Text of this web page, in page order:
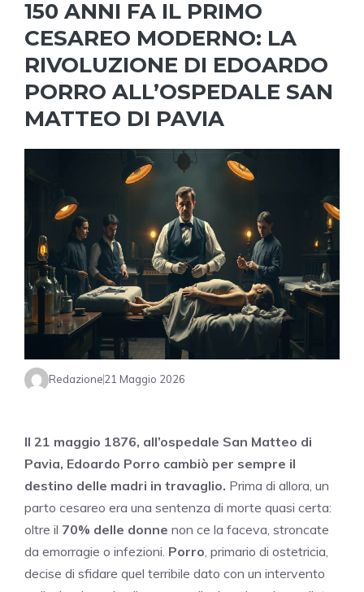
150 ANNI FA IL PRIMO
CESAREO MODERNO: LA
RIVOLUZIONE DI EDOARDO
PORRO ALL’OSPEDALE SAN
MATTEO DI PAVIA
Redazione21 Maggio 2026
Il 21 maggio 1876, all’ospedale San Matteo di
Pavia, Edoardo Porro cambiò per sempre il
destino delle madri in travaglio. Prima di allora, un
parto cesareo era una sentenza di morte quasi certa:
oltre il 70% delle donne non ce la faceva, stroncate
da emorragie o infezioni. Porro , primario di ostetricia,
decise di sfidare quel terribile dato con un intervento